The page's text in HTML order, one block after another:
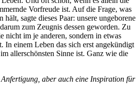
Vorfreude ist. Auf die Frage, was
hält, sagte dieses Paar: unsere ungeborene
zum Zeugnis dessen geworden. Zu
nicht im je anderen, sondern in etwas
In einem Leben das sich erst angekündigt
allerschönsten Sinne ist. Ganz wie die
aber auch eine Inspiration für